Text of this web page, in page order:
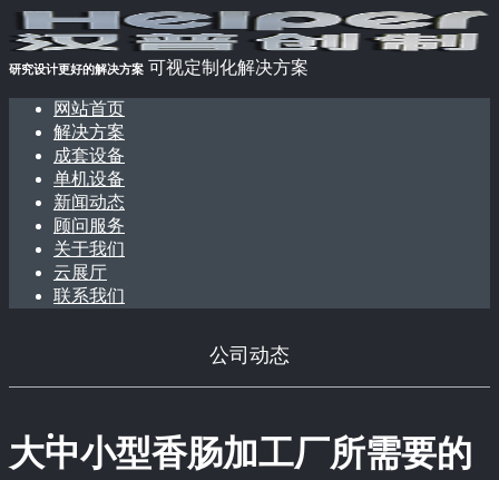
研究设计更好的解决方案 可视定制化解决方案
网站首页
解决方案
成套设备
单机设备
新闻动态
顾问服务
关于我们
云展厅
联系我们
公司动态
大中小型香肠加工厂所需要的